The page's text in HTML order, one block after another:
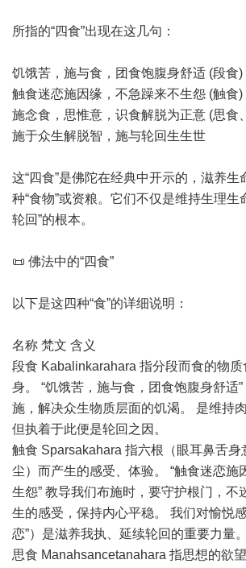
所指的“四食”出现在这几句：
饥饿苦，施与食，团食饱腹身舒适 (段食)
触食迷恋施因缘，不急躁来不生怨 (触食)
施念食，思惟意，识食解脱为正意 (思食
施于众生解脱智，施与轮回生生世
这“四食”是佛陀在经典中开示的，滋养生
种“食物”或资粮。它们不仅是维持生理生
轮回”的根本。
📜 佛法中的“四食”
以下是这四种“食”的详细说明：
名称 梵文 含义
段食 Kabalinkarahara 指分段而食的物
身。 “饥饿苦，施与食，团食饱腹身舒适
施，解决众生物质层面的饥渴。 是维持
但执着于此便是轮回之因。
触食 Sparsakahara 指六根（眼耳鼻舌身
尘）而产生的感受、体验。 “触食迷恋施
生怨” 教导我们布施时，要守护根门，不
生的感受，保持内心平稳。 我们对愉悦
恋”）是滋养我执、延续轮回的重要力量。
思食 Manahsancetanahara 指思想的欲